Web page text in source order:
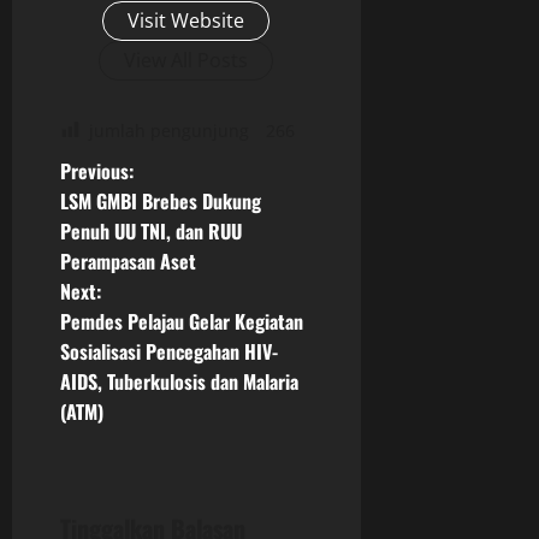
Visit Website
P
o
s
t
n
a
Previous:
LSM GMBI Brebes Dukung
Penuh UU TNI, dan RUU
Perampasan Aset
Next:
Pemdes Pelajau Gelar Kegiatan
Sosialisasi Pencegahan HIV-
AIDS, Tuberkulosis dan Malaria
(ATM)